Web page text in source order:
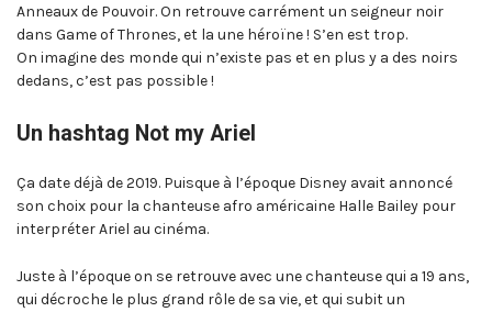
Anneaux de Pouvoir. On retrouve carrément un seigneur noir
dans Game of Thrones, et la une héroïne ! S’en est trop.
On imagine des monde qui n’existe pas et en plus y a des noirs
dedans, c’est pas possible !
Un hashtag Not my Ariel
Ça date déjà de 2019. Puisque à l’époque Disney avait annoncé
son choix pour la chanteuse afro américaine Halle Bailey pour
interpréter Ariel au cinéma.
Juste à l’époque on se retrouve avec une chanteuse qui a 19 ans,
qui décroche le plus grand rôle de sa vie, et qui subit un